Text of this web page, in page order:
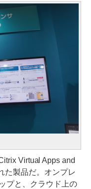
Virtual Apps and
た製品だ。オンプレ
プと、クラウド上の